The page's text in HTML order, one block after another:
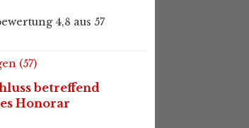
4,8 aus 57
(57)
betreffend
Honorar